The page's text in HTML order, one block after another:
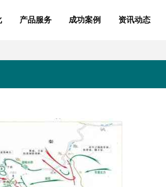
产品服务 成功案例 资讯动态